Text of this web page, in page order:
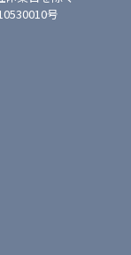
号